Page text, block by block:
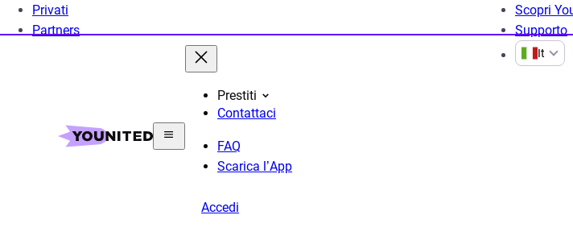
Privati
Partners
Scopri
Supporto
It
Prestiti
Contattaci
FAQ
Scarica l’App
Accedi
Prestito Personale Confronto Prestiti
Come confrontare i